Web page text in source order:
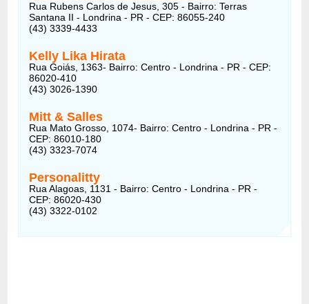
Rua Rubens Carlos de Jesus, 305 - Bairro: Terras
Santana II - Londrina - PR - CEP: 86055-240
(43) 3339-4433
Kelly Lika Hirata
Rua Goiás, 1363- Bairro: Centro - Londrina - PR - CEP:
86020-410
(43) 3026-1390
Mitt & Salles
Rua Mato Grosso, 1074- Bairro: Centro - Londrina - PR -
CEP: 86010-180
(43) 3323-7074
Personalitty
Rua Alagoas, 1131 - Bairro: Centro - Londrina - PR -
CEP: 86020-430
(43) 3322-0102